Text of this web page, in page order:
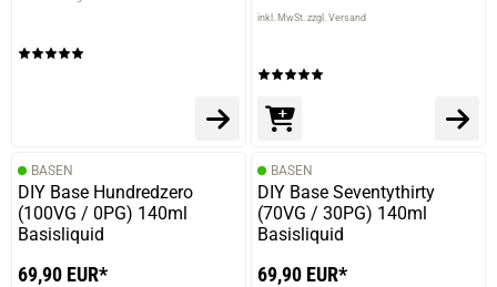
inkl. MwSt. zzgl. Versand
BASEN
DIY Base Hundredzero
(100VG / 0PG) 140ml
Basisliquid
69,90 EUR*
BASEN
DIY Base Seventythirty
(70VG / 30PG) 140ml
Basisliquid
69,90 EUR*